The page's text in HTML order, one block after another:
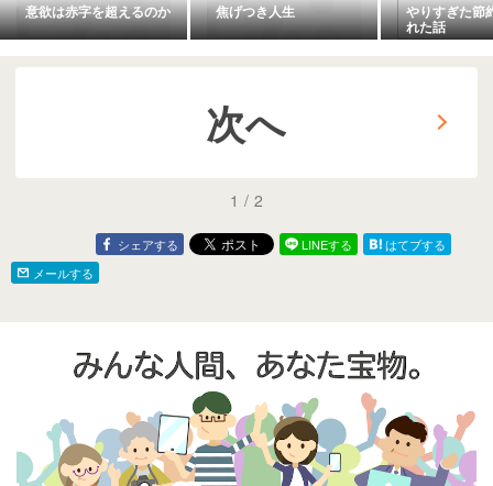
意欲は赤字を超えるのか 焦げつき人生 やりすぎた節
れた話
次へ
1 / 2
シェアする LINEする
はてブする
メールする